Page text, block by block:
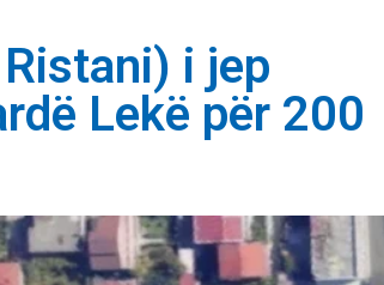
i jep
Lekë për 200